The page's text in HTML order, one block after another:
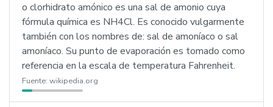
o clorhidrato amónico es una sal de amonio cuya
fórmula química es NH4Cl. Es conocido vulgarmente
también con los nombres de: sal de amoníaco o sal
amoníaco. Su punto de evaporación es tomado como
referencia en la escala de temperatura Fahrenheit.
Fuente: wikipedia.org